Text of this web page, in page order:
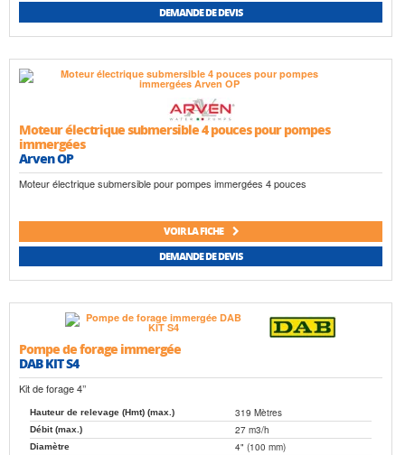
DEMANDE DE DEVIS
Moteur électrique submersible 4 pouces pour pompes
immergées
Arven OP
Moteur électrique submersible pour pompes immergées 4 pouces
VOIR LA FICHE
DEMANDE DE DEVIS
Pompe de forage immergée
DAB KIT S4
Kit de forage 4’’
Hauteur de relevage (Hmt) (max.) 319 Mètres
Débit (max.) 27 m3/h
Diamètre 4" (100 mm)